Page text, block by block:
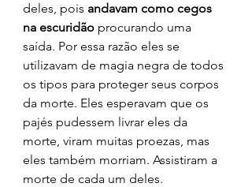
deles, pois andavam como cegos
na escuridão procurando uma
saída. Por essa razão eles se
utilizavam de magia negra de todos
os tipos para proteger seus corpos
da morte. Eles esperavam que os
pajés pudessem livrar eles da
morte, viram muitas proezas, mas
eles também morriam. Assistiram a
morte de cada um deles.